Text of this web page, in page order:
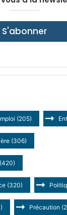
S'abonner
(205)
(306)
(420)
(320)
Précaution